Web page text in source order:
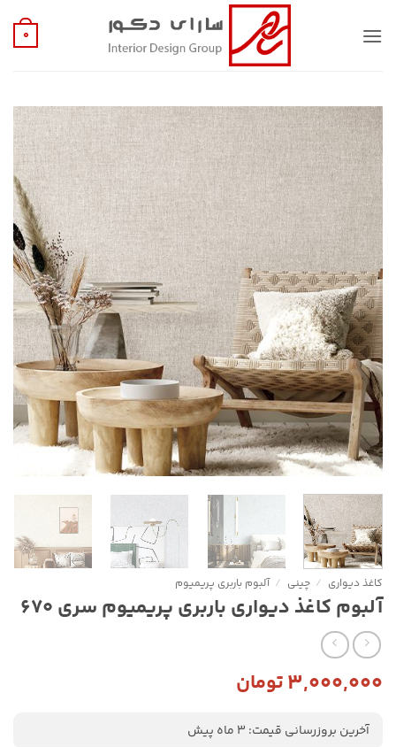
0
کاغذ دیواری / چینی / آلبوم باربری پریمیوم
آلبوم کاغذ دیواری باربری پریمیوم سری 670
۳,۰۰۰,۰۰۰تومان
آخرین بروزرسانی قیمت: 3 ماه پیش